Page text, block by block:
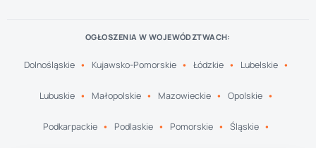
OGŁOSZENIA W WOJEWÓDZTWACH:
Dolnośląskie Kujawsko-Pomorskie Łódzkie Lubelskie
Lubuskie Małopolskie Mazowieckie Opolskie
Podkarpackie Podlaskie Pomorskie Śląskie